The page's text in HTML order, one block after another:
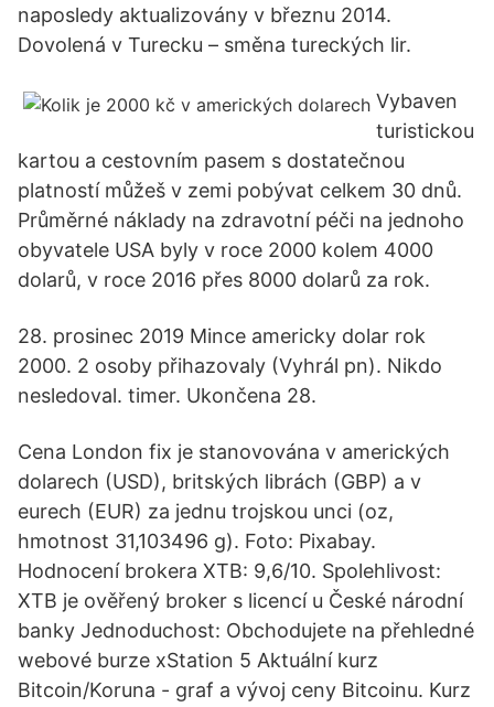
naposledy aktualizovány v březnu 2014.
Dovolená v Turecku – směna tureckých lir.
Vybaven
turistickou
kartou a cestovním pasem s dostatečnou
platností můžeš v zemi pobývat celkem 30 dnů.
Průměrné náklady na zdravotní péči na jednoho
obyvatele USA byly v roce 2000 kolem 4000
dolarů, v roce 2016 přes 8000 dolarů za rok.
28. prosinec 2019 Mince americky dolar rok
2000. 2 osoby přihazovaly (Vyhrál pn). Nikdo
nesledoval. timer. Ukončena 28.
Cena London fix je stanovována v amerických
dolarech (USD), britských librách (GBP) a v
eurech (EUR) za jednu trojskou unci (oz,
hmotnost 31,103496 g). Foto: Pixabay.
Hodnocení brokera XTB: 9,6/10. Spolehlivost:
XTB je ověřený broker s licencí u České národní
banky Jednoduchost: Obchodujete na přehledné
webové burze xStation 5 Aktuální kurz
Bitcoin/Koruna - graf a vývoj ceny Bitcoinu. Kurz